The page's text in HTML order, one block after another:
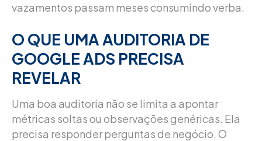
vazamentos passam meses consumindo verba.
O QUE UMA AUDITORIA DE
GOOGLE ADS PRECISA
REVELAR
Uma boa auditoria não se limita a apontar
métricas soltas ou observações genéricas. Ela
precisa responder perguntas de negócio. O